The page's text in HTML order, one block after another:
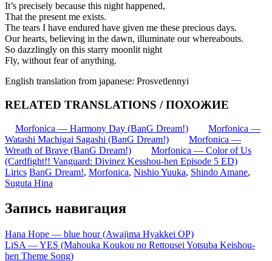
It’s precisely because this night happened,
That the present me exists.
The tears I have endured have given me these precious days.
Our hearts, believing in the dawn, illuminate our whereabouts.
So dazzlingly on this starry moonlit night
Fly, without fear of anything.
English translation from japanese: Prosvetlennyi
RELATED TRANSLATIONS / ПОХОЖИЕ
Morfonica — Harmony Day (BanG Dream!)
Morfonica —
Watashi Machigai Sagashi (BanG Dream!)
Morfonica —
Wreath of Brave (BanG Dream!)
Morfonica — Color of Us
(Cardfight!! Vanguard: Divinez Kesshou-hen Episode 5 ED)
Lirics BanG Dream!, Morfonica, Nishio Yuuka, Shindo Amane,
Suguta Hina
Запись навигация
Hana Hope — blue hour (Awajima Hyakkei OP)
LiSA — YES (Mahouka Koukou no Rettousei Yotsuba Keishou-
hen Theme Song)